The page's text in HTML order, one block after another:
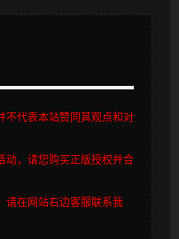
不代表本站赞同其观点和对
动，请您购买正版授权并合
请在网站右边客服联系我